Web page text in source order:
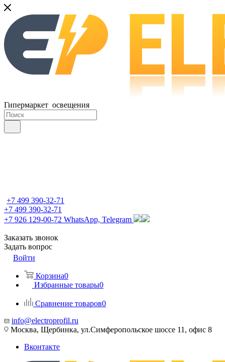
Гипермаркет освещения
+7 499 390-32-71
+7 499 390-32-71
+7 926 129-00-72 WhatsApp, Telegram
Заказать звонок
Задать вопрос
Войти
Корзина0
Избранные товары0
Сравнение товаров0
info@electroprofil.ru
Москва, Щербинка, ул.Симферопольское шоссе 11, офис 8
Вконтакте